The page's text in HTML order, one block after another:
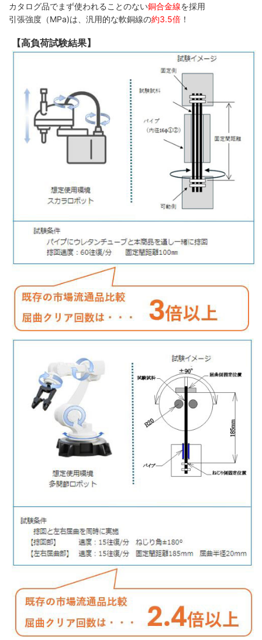
カタログ品でまず使われることのない銅合金線を採用
引張強度（MPa)は、汎用的な軟銅線の約3.5倍 ！
【高負荷試験結果】